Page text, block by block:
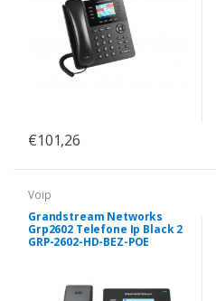
€101,26
Voip
Grandstream Networks
Grp2602 Telefone Ip Black 2
GRP-2602-HD-BEZ-POE